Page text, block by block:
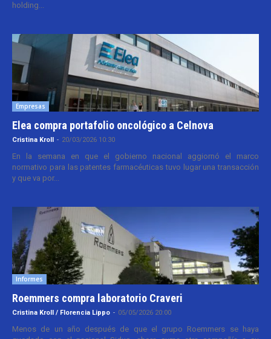
holding...
Empresas
Elea compra portafolio oncológico a Celnova
Cristina Kroll - 20/03/2026 10:30
En la semana en que el gobierno nacional aggiornó el marco
normativo para las patentes farmacéuticas tuvo lugar una transacción
y que va por...
Informes
Roemmers compra laboratorio Craveri
Cristina Kroll / Florencia Lippo - 05/05/2026 20:00
Menos de un año después de que el grupo Roemmers se haya